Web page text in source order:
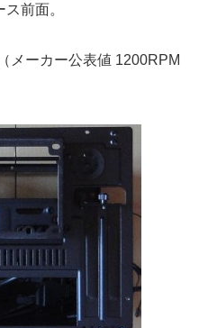
前面。
メーカー公表値 1200RPM